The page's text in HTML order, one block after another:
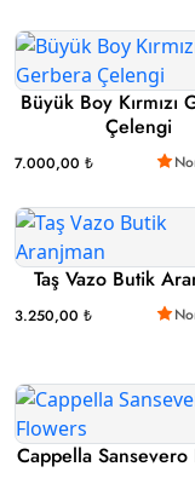
Büyük Boy Kırmızı
Çelengi
7.000,00 ₺
Taş Vazo Butik
3.250,00 ₺
Cappella Sansevero